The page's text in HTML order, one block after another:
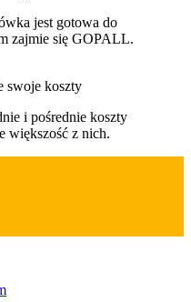
jest gotowa do
zajmie się GOPALL.
swoje koszty
i pośrednie koszty
większość z nich.